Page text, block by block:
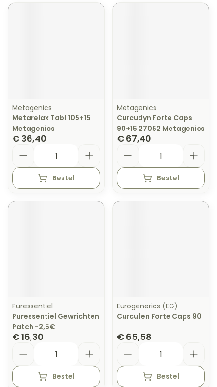
Metagenics
Metarelax Tabl 105+15
Metagenics
€ 36,40
Bestel
Metagenics
Curcudyn Forte Caps
90+15 27052 Metagenics
€ 67,40
Bestel
Puressentiel
Puressentiel Gewrichten
Patch -2,5€
€ 16,30
Bestel
Eurogenerics (EG)
Curcufen Forte Caps 90
€ 65,58
Bestel